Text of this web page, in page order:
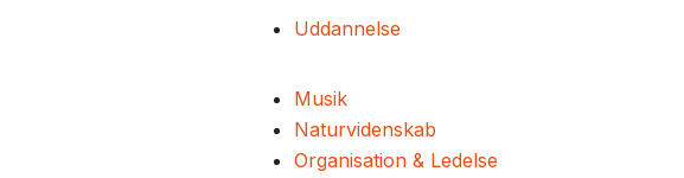
Uddannelse
Musik
Naturvidenskab
Organisation & Ledelse